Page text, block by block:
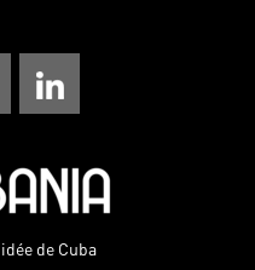
de Cuba